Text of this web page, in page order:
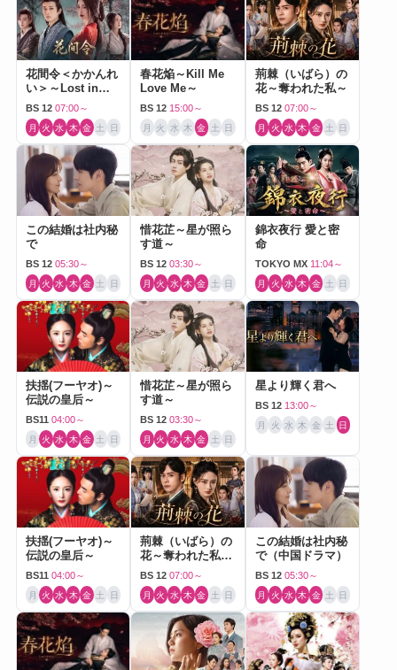
花間令＜かかんれ
い＞～Lost in
Love～
BS 12 07:00～
月 火 水 木 金 土 日
春花焔～Kill Me
Love Me～
BS 12 15:00～
月 火 水 木 金 土 日
荊棘（いばら）の
花～奪われた私～
BS 12 07:00～
月 火 水 木 金 土 日
この結婚は社内秘
で
BS 12 05:30～
月 火 水 木 金 土 日
惜花芷～星が照ら
す道～
BS 12 03:30～
月 火 水 木 金 土 日
錦衣夜行 愛と密
命
TOKYO MX 11:04～
月 火 水 木 金 土 日
扶揺(フーヤオ)～
伝説の皇后～
BS11 04:00～
月 火 水 木 金 土 日
惜花芷～星が照ら
す道～
BS 12 03:30～
月 火 水 木 金 土 日
星より輝く君へ
BS 12 13:00～
月 火 水 木 金 土 日
扶揺(フーヤオ)～
伝説の皇后～
BS11 04:00～
月 火 水 木 金 土 日
荊棘（いばら）の
花～奪われた私～
（中国ドラマ）
BS 12 07:00～
月 火 水 木 金 土 日
この結婚は社内秘
で（中国ドラマ）
BS 12 05:30～
月 火 水 木 金 土 日